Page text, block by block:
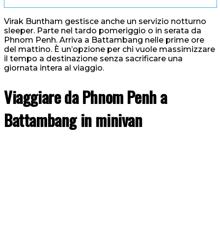
Virak Buntham gestisce anche un servizio notturno
sleeper. Parte nel tardo pomeriggio o in serata da
Phnom Penh. Arriva a Battambang nelle prime ore
del mattino. È un’opzione per chi vuole massimizzare
il tempo a destinazione senza sacrificare una
giornata intera al viaggio.
Viaggiare da Phnom Penh a
Battambang in minivan